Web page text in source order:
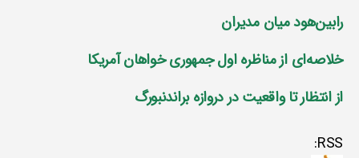
رابین‌هود میان مدیران
خلاصه‌ای از مناظره اول جمهوری خواهان آمریکا
از انتظار تا واقعیت در دروازه براندنبورگ
RSS: